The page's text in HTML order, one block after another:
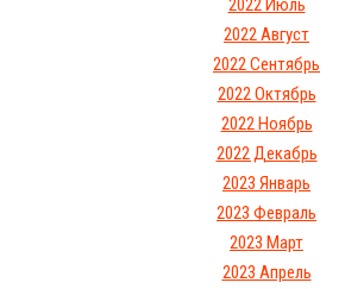
2022 Июль
2022 Август
2022 Сентябрь
2022 Октябрь
2022 Ноябрь
2022 Декабрь
2023 Январь
2023 Февраль
2023 Март
2023 Апрель